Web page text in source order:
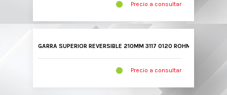
Precio a consultar
GARRA SUPERIOR REVERSIBLE 210MM 3117 0120 ROHM
Precio a consultar